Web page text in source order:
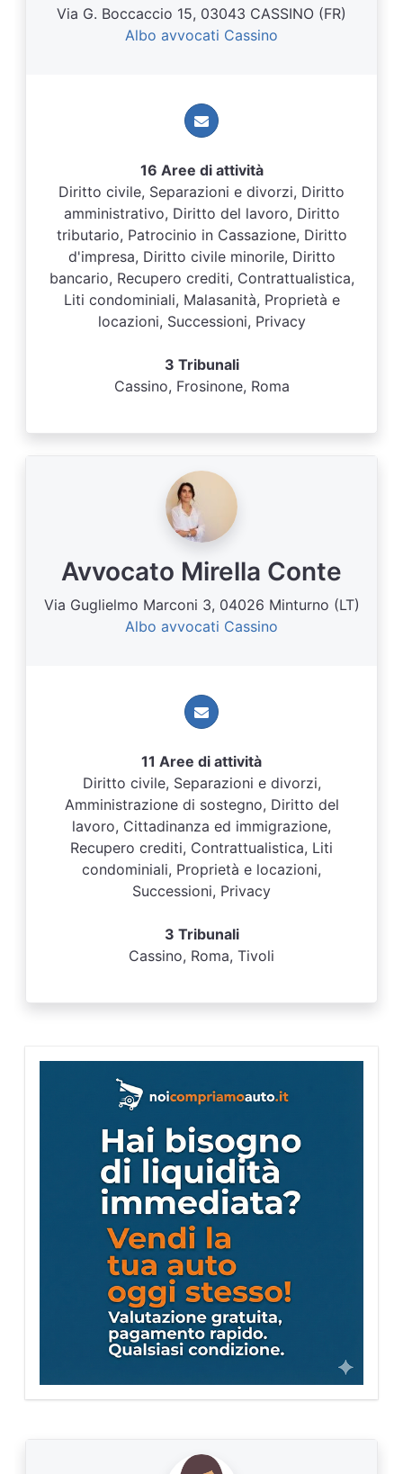
Via G. Boccaccio 15, 03043 CASSINO (FR)
Albo avvocati Cassino
16 Aree di attività
Diritto civile, Separazioni e divorzi, Diritto
amministrativo, Diritto del lavoro, Diritto
tributario, Patrocinio in Cassazione, Diritto
d'impresa, Diritto civile minorile, Diritto
bancario, Recupero crediti, Contrattualistica,
Liti condominiali, Malasanità, Proprietà e
locazioni, Successioni, Privacy
3 Tribunali
Cassino, Frosinone, Roma
Avvocato Mirella Conte
Via Guglielmo Marconi 3, 04026 Minturno (LT)
Albo avvocati Cassino
11 Aree di attività
Diritto civile, Separazioni e divorzi,
Amministrazione di sostegno, Diritto del
lavoro, Cittadinanza ed immigrazione,
Recupero crediti, Contrattualistica, Liti
condominiali, Proprietà e locazioni,
Successioni, Privacy
3 Tribunali
Cassino, Roma, Tivoli